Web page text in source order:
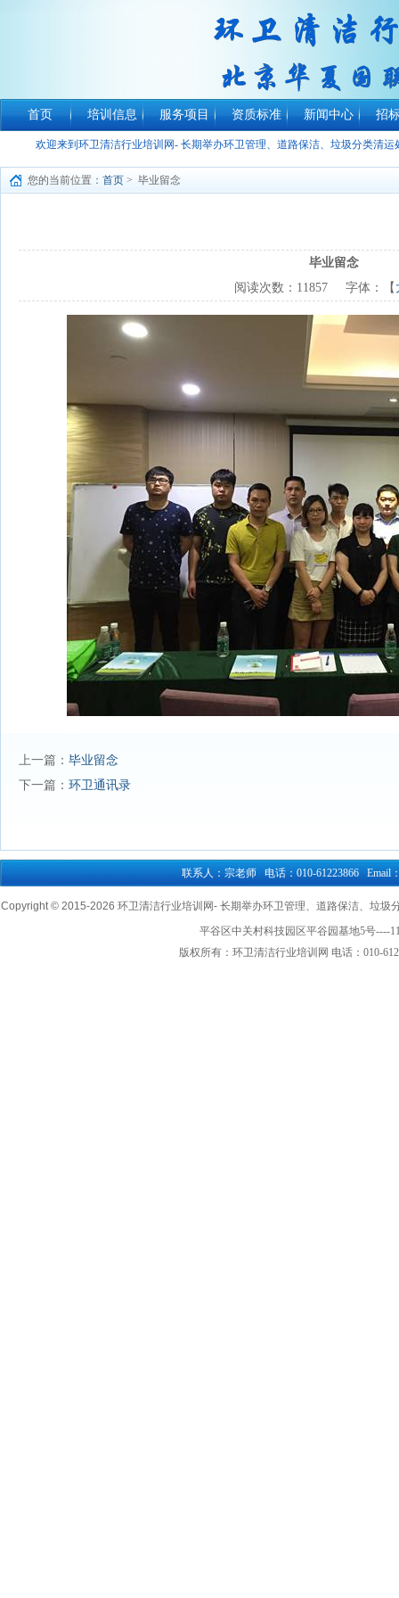
首页 培训信息 服务项目 资质标准 新闻中心 招
欢迎来到环卫清洁行业培训网- 长期举办环卫管理、道路保洁、垃圾分类清
您的当前位置： 首页 > 毕业留念
毕业留念
阅读次数： 11857字体：【
上一篇： 毕业留念
下一篇： 环卫通讯录
联系人：宗老师 电话：010-61223866 Email
Copyright © 2015-2026 环卫清洁行业培训网- 长期举办环卫管理、道路保洁、垃
平谷区中关村科技园区平谷园基地5号----
版权所有：环卫清洁行业培训网 电话：010-